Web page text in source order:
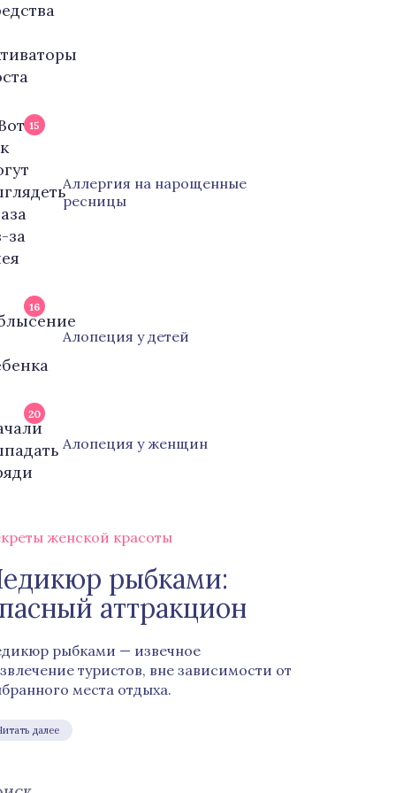
15
Аллергия на нарощенные
ресницы
16
Алопеция у детей
20
Алопеция у женщин
женской красоты
рыбками:
аттракцион
рыбками — извечное
туристов, вне зависимости от
места отдыха.
далее